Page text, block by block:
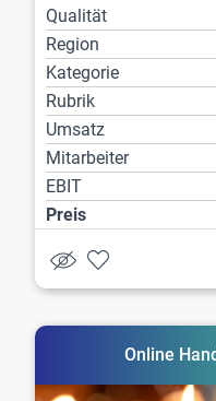
Qualität
Region
Kategorie
Rubrik
Umsatz
Mitarbeiter
EBIT
Preis
Online